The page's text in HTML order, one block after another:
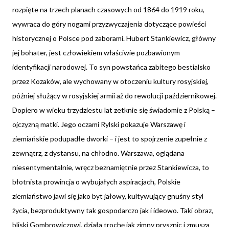
rozpięte na trzech planach czasowych od 1864 do 1919 roku,
wywraca do góry nogami przyzwyczajenia dotyczące powieści
historycznej o Polsce pod zaborami. Hubert Stankiewicz, główny
jej bohater, jest człowiekiem właściwie pozbawionym
identyfikacji narodowej. To syn powstańca zabitego bestialsko
przez Kozaków, ale wychowany w otoczeniu kultury rosyjskiej,
później służący w rosyjskiej armii aż do rewolucji październikowej.
Dopiero w wieku trzydziestu lat zetknie się świadomie z Polską –
ojczyzną matki. Jego oczami Rylski pokazuje Warszawę i
ziemiańskie podupadłe dworki – i jest to spojrzenie zupełnie z
zewnątrz, z dystansu, na chłodno. Warszawa, oglądana
niesentymentalnie, wręcz beznamiętnie przez Stankiewicza, to
błotnista prowincja o wybujałych aspiracjach, Polskie
ziemiaństwo jawi się jako byt jałowy, kultywujący gnuśny styl
życia, bezproduktywny tak gospodarczo jak i ideowo. Taki obraz,
bliski Gombrowiczowi, działa trochę jak zimny prysznic i zmusza